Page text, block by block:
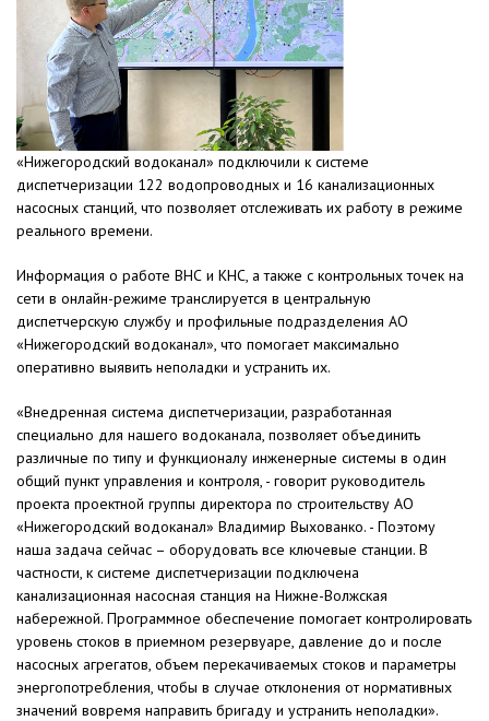
«Нижегородский водоканал» подключили к системе
диспетчеризации 122 водопроводных и 16 канализационных
насосных станций, что позволяет отслеживать их работу в режиме
реального времени.
Информация о работе ВНС и КНС, а также с контрольных точек на
сети в онлайн-режиме транслируется в центральную
диспетчерскую службу и профильные подразделения АО
«Нижегородский водоканал», что помогает максимально
оперативно выявить неполадки и устранить их.
«Внедренная система диспетчеризации, разработанная
специально для нашего водоканала, позволяет объединить
различные по типу и функционалу инженерные системы в один
общий пункт управления и контроля, - говорит руководитель
проекта проектной группы директора по строительству АО
«Нижегородский водоканал» Владимир Выхованко. - Поэтому
наша задача сейчас – оборудовать все ключевые станции. В
частности, к системе диспетчеризации подключена
канализационная насосная станция на Нижне-Волжская
набережной. Программное обеспечение помогает контролировать
уровень стоков в приемном резервуаре, давление до и после
насосных агрегатов, объем перекачиваемых стоков и параметры
энергопотребления, чтобы в случае отклонения от нормативных
значений вовремя направить бригаду и устранить неполадки».